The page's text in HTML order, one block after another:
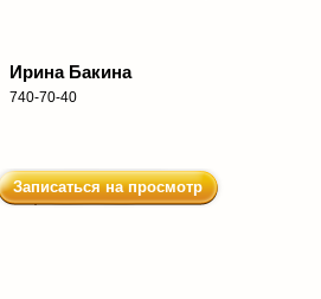
Ирина Бакина
740-70-40
Записаться на просмотр